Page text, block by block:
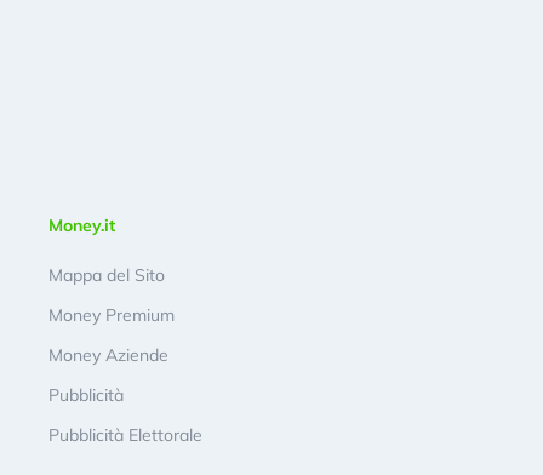
Money.it
Mappa del Sito
Money Premium
Money Aziende
Pubblicità
Pubblicità Elettorale